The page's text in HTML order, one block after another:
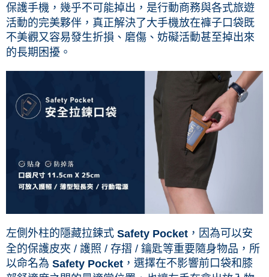
保護手機，幾乎不可能掉出，是行動商務與各式旅遊
活動的完美夥伴，真正解決了大手機放在褲子口袋既
不美觀又容易發生折損、磨傷、妨礙活動甚至掉出來
的長期困擾。
左側外柱的隱藏拉鍊式 Safety Pocket ，因為可以安
全的保護皮夾 / 護照 / 存摺 / 鑰匙等重要隨身物品，所
以命名為 Safety Pocket ，選擇在不影響前口袋和膝